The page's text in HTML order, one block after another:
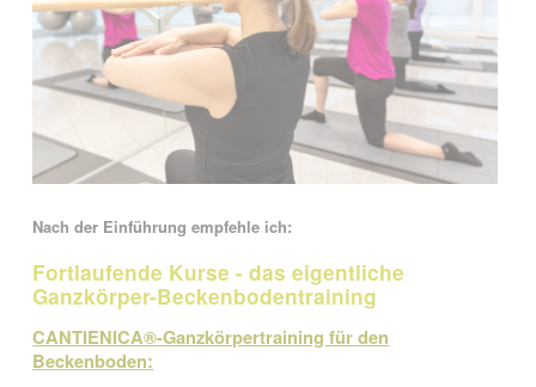
Nach der Einführung empfehle ich:
Fortlaufende Kurse - das eigentliche
Ganzkörper-Beckenbodentraining
CANTIENICA®-Ganzkörpertraining für den
Beckenboden: